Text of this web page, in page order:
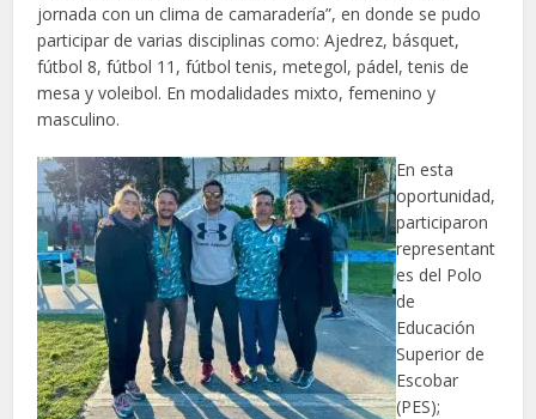
jornada con un clima de camaradería”, en donde se pudo
participar de varias disciplinas como: Ajedrez, básquet,
fútbol 8, fútbol 11, fútbol tenis, metegol, pádel, tenis de
mesa y voleibol. En modalidades mixto, femenino y
masculino.
En esta
oportunidad,
participaron
representant
es del Polo
de
Educación
Superior de
Escobar
(PES);